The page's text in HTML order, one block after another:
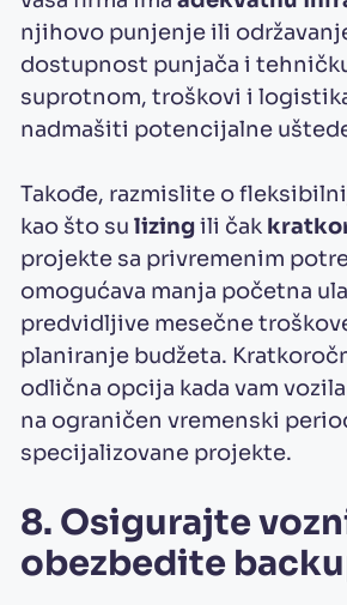
njihovo punjenje ili
dostupnost punjača i
suprotnom, troškovi i
nadmašiti potencijalne
Takođe, razmislite o
kao što su lizingili čak
projekte sa privremenim
omogućava manja početna
predvidljive mesečne
planiranje budžeta.
odlična opcija kada vam
na ograničen vremenski
specijalizovane projekte.
8. Osigurajte
obezbedite